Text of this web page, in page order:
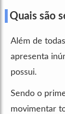
Quais são
Além de
apresenta
possui.
Sendo o
movimentar